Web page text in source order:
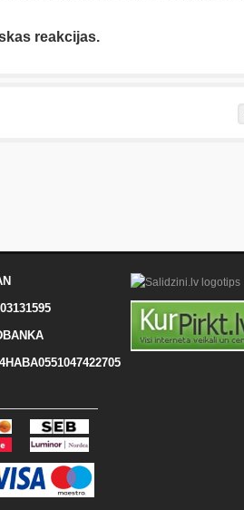
reakcijas.
Uzrakstītu simbolu skaits: